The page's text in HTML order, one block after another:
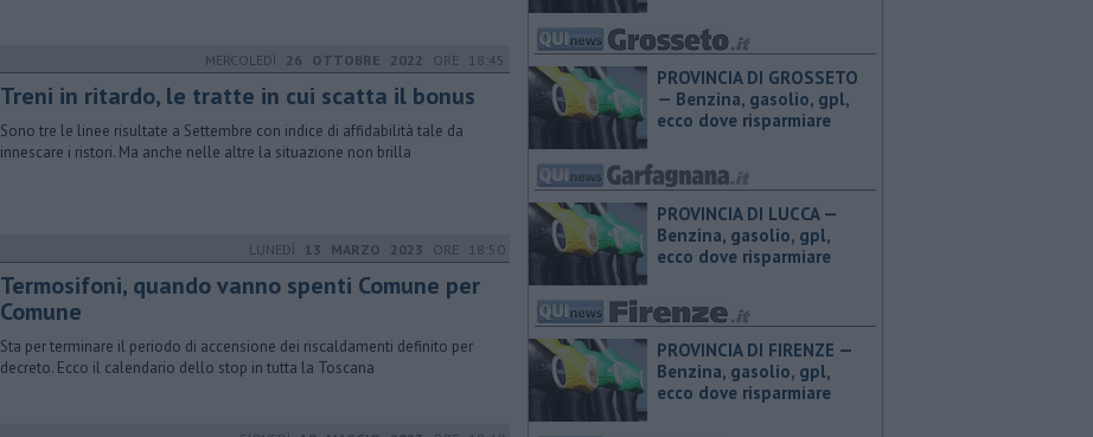
MERCOLEDÌ 26 OTTOBRE 2022 ORE 18:45
Treni in ritardo, le tratte in cui scatta il bonus
Sono tre le linee risultate a Settembre con indice di affidabilità tale da
innescare i ristori. Ma anche nelle altre la situazione non brilla
LUNEDÌ 13 MARZO 2023 ORE 18:50
Termosifoni, quando vanno spenti Comune per
Comune
Sta per terminare il periodo di accensione dei riscaldamenti definito per
decreto. Ecco il calendario dello stop in tutta la Toscana
PROVINCIA DI GROSSETO
— ​Benzina, gasolio, gpl,
ecco dove risparmiare
PROVINCIA DI LUCCA — ​
Benzina, gasolio, gpl,
ecco dove risparmiare
PROVINCIA DI FIRENZE — ​
Benzina, gasolio, gpl,
ecco dove risparmiare